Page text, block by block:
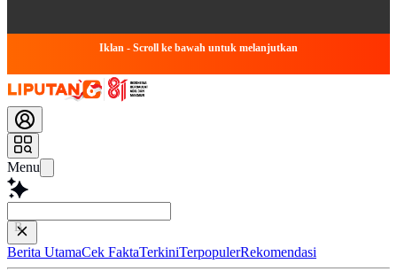
Iklan - Scroll ke bawah untuk melanjutkan
Menu
Baca lebih cepa
Berita UtamaCek FaktaTerkiniTerpopulerRekomendasi